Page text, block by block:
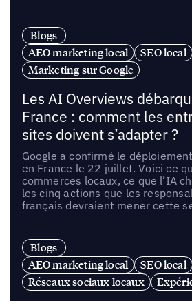
Blogs
AEO marketing local
SEO local
Marketing sur Google
Les AI Overviews
France : comment les
sites doivent s’adapter ?
Google a confirmé le
en France le 22 juillet. Voici ce
commerces locaux, ce que l’IA
les cinq actions que les
français devraient mener cette
Blogs
AEO marketing local
SEO local
Réseaux sociaux locaux